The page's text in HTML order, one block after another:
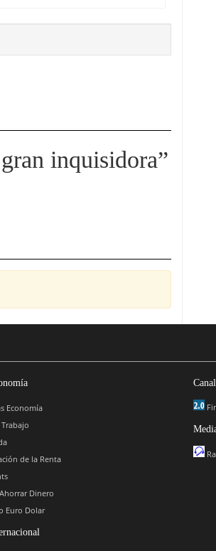
inquisidora”
Economía
Trabajo
de la Renta
Dinero
Euro Dolar